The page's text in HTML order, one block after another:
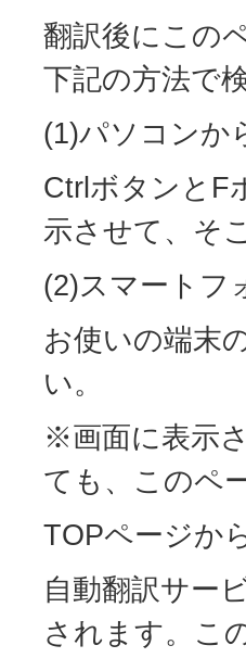
翻訳後にこの
下記の方法で
(1)パソコンか
CtrlボタンとF
示させて、そ
(2)スマートフ
お使いの端末
い。
※画面に表示
ても、このペ
TOPページか
自動翻訳サー
されます。こ